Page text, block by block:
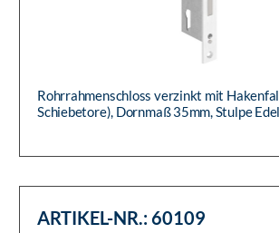
Rohrrahmenschloss verzinkt mit
Schiebetore), Dornmaß 35mm, Stulpe
ARTIKEL-NR.:60109